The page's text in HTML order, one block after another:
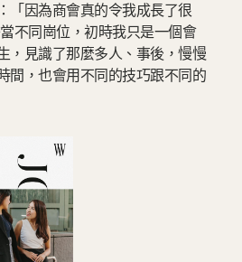
「因為商會真的令我成長了很
不同崗位，初時我只是一個會
，見識了那麼多人、事後，慢慢
間，也會用不同的技巧跟不同的